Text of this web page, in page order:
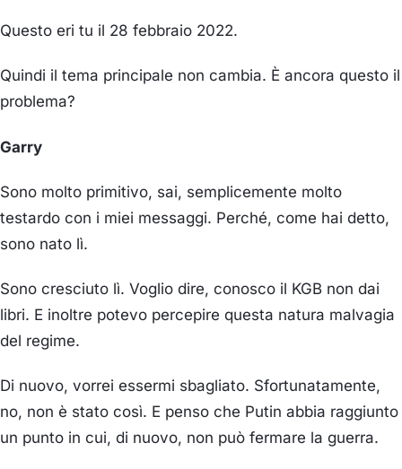
Questo eri tu il 28 febbraio 2022.
Quindi il tema principale non cambia. È ancora questo il
problema?
Garry
Sono molto primitivo, sai, semplicemente molto
testardo con i miei messaggi. Perché, come hai detto,
sono nato lì.
Sono cresciuto lì. Voglio dire, conosco il KGB non dai
libri. E inoltre potevo percepire questa natura malvagia
del regime.
Di nuovo, vorrei essermi sbagliato. Sfortunatamente,
no, non è stato così. E penso che Putin abbia raggiunto
un punto in cui, di nuovo, non può fermare la guerra.